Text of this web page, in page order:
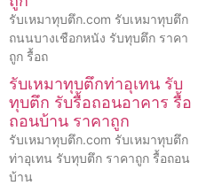
รับเหมาทุบตึก.com รับเหมาทุบตึก
ถนนบางเชือกหนัง รับทุบตึก ราคา
ถูก รื้อถ
รับเหมาทุบตึกท่าอุเทน รับ
ทุบตึก รับรื้อถอนอาคาร รื้อ
ถอนบ้าน ราคาถูก
รับเหมาทุบตึก.com รับเหมาทุบตึก
ท่าอุเทน รับทุบตึก ราคาถูก รื้อถอน
บ้าน